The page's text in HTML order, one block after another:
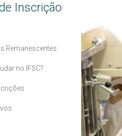
Inscrição
Remanescentes
no IFSC?